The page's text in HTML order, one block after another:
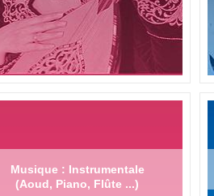
Musique : Instrumentale
(Aoud, Piano, Flûte ...)